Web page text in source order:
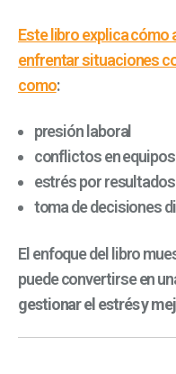
Este libro explica
enfrentar situaciones
como:
presión laboral
conflictos en
estrés por resultados
toma de decisiones
El enfoque del libro
puede convertirse en
gestionar el estrés y